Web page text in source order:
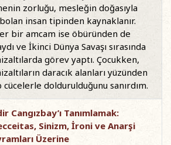
zorluğu, mesleğin doğasıyla
insan tipinden kaynaklanır.
bir amcam ise öbüründen de
ve İkinci Dünya Savaşı sırasında
görev yaptı. Çocukken,
daracık alanları yüzünden
cücelerle doldurulduğunu sanırdım.
Cangızbay’ı Tanımlamak:
Sinizm, İroni ve Anarşi
Üzerine